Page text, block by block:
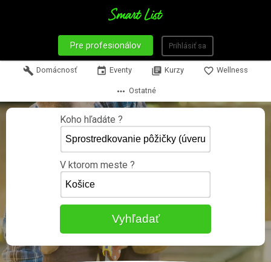
Pre profesionálov Prihlásiť sa
build Domácnosť event Eventy library_books Kurzy favorite_border Wellness
more_horiz Ostatné
Koho hľadáte ?
V ktorom meste ?